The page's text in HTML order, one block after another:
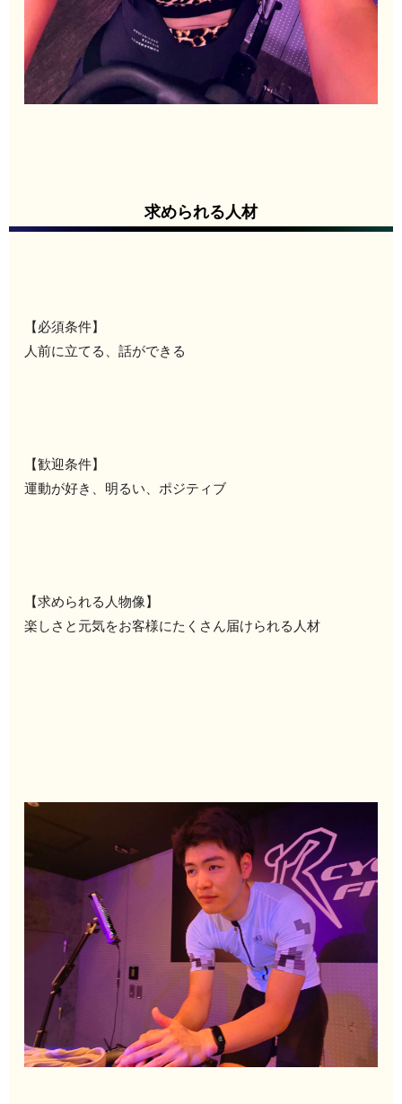
求められる人材
【必須条件】
人前に立てる、話ができる
【歓迎条件】
運動が好き、明るい、ポジティブ
【求められる人物像】
楽しさと元気をお客様にたくさん届けられる人材